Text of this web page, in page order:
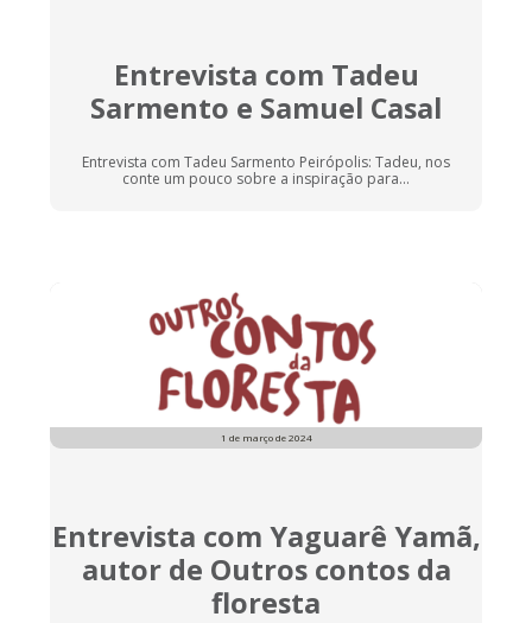
Entrevista com Tadeu
Sarmento e Samuel Casal
Entrevista com Tadeu Sarmento Peirópolis: Tadeu, nos
conte um pouco sobre a inspiração para...
1 de março de 2024
Entrevista com Yaguarê Yamã,
autor de Outros contos da
floresta